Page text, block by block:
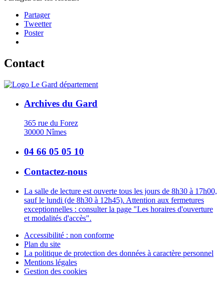
Partager
Tweetter
Poster
Contact
Archives du Gard
365 rue du Forez
30000 Nîmes
04 66 05 05 10
Contactez-nous
La salle de lecture est ouverte tous les jours de 8h30 à 17h00,
sauf le lundi (de 8h30 à 12h45). Attention aux fermetures
exceptionnelles : consulter la page "Les horaires d'ouverture
et modalités d'accès".
Accessibilité : non conforme
Plan du site
La politique de protection des données à caractère personnel
Mentions légales
Gestion des cookies